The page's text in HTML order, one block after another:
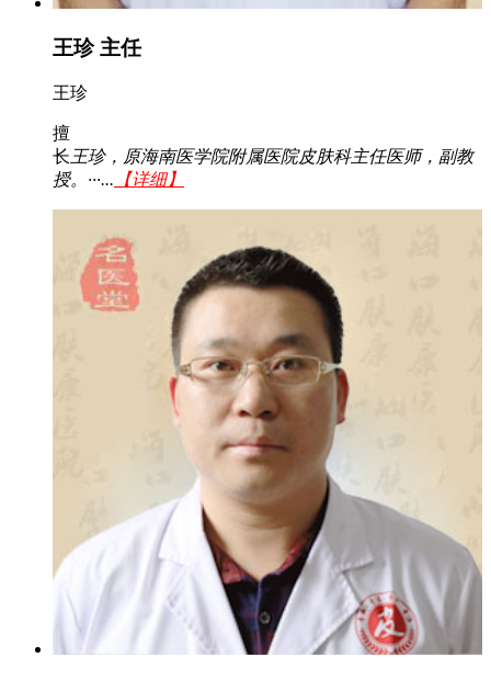
王珍 主任
王珍
擅
长王珍，原海南医学院附属医院皮肤科主任医师，副教
授。···... 【详细】